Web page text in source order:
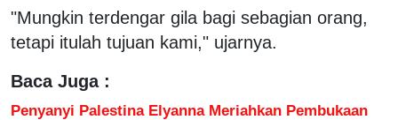
"Mungkin terdengar gila bagi sebagian orang,
tetapi itulah tujuan kami," ujarnya.
Baca Juga :
Penyanyi Palestina Elyanna Meriahkan Pembukaan